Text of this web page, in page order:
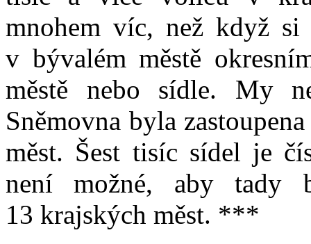
mnohem víc, než když
v bývalém městě
městě nebo sídle. My
Sněmovna byla
měst. Šest tisíc sídel je
není možné, aby tady
13 krajských měst. ***